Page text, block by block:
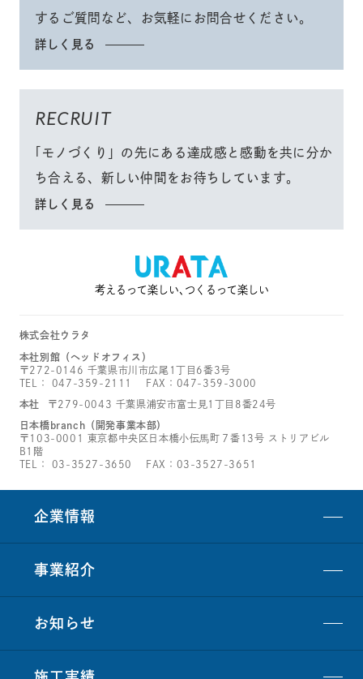
するご質問など、
お気軽にお問合せください。
詳しく見る
RECRUIT
「モノづくり」 の先にある達成感と感動を共に分か
ち合える、 新しい仲間をお待ちしています。
詳しく見る
考えるって楽しい､つくるって楽しい
株式会社ウラタ
本社別館（ヘッドオフィス）
〒272-0146 千葉県市川市広尾1丁目6番3号
TEL： 047-359-2111 FAX：047-359-3000
本社 〒279-0043 千葉県浦安市富士見1丁目8番24号
日本橋branch（開発事業本部）
〒103-0001 東京都中央区日本橋小伝馬町７番13号 ストリアビル
B1階
TEL： 03-3527-3650 FAX：03-3527-3651
企業情報
事業紹介
お知らせ